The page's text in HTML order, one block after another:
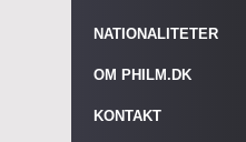
NATIONALITETER
OM PHILM.DK
KONTAKT